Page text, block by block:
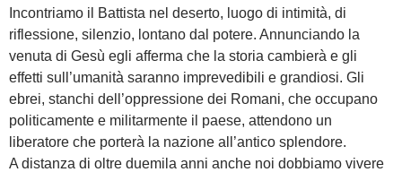
Incontriamo il Battista nel deserto, luogo di intimità, di
riflessione, silenzio, lontano dal potere. Annunciando la
venuta di Gesù egli afferma che la storia cambierà e gli
effetti sull’umanità saranno imprevedibili e grandiosi. Gli
ebrei, stanchi dell’oppressione dei Romani, che occupano
politicamente e militarmente il paese, attendono un
liberatore che porterà la nazione all’antico splendore.
A distanza di oltre duemila anni anche noi dobbiamo vivere